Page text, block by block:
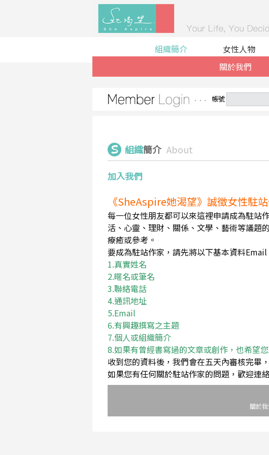
組織簡介
關於我們
女性人物
帳號
組織簡介 About
加入我們
《SheAspire她渴望》誠徵女性駐
每一位女性朋友都可以來這裡申請成為駐站
活、心靈、理財、關係、文學、藝術等議題
療癒或參考。
要成為駐站作家，請先將以下基本資料
1.真實姓名
2.暱名或筆名
3.聯絡電話
4.通訊地址
5.Email
6.有興趣撰寫之主題
7.個人或組織簡介
8.如果有曾經書寫過的文章或創作，也希望
收到您的資料後，我們會在五天內審核完畢
如果您有任何關於駐站作家的問題，歡迎連
關於